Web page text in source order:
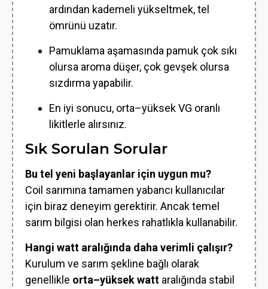
ardından kademeli yükseltmek, tel
ömrünü uzatır.
Pamuklama aşamasında pamuk çok sıkı
olursa aroma düşer, çok gevşek olursa
sızdırma yapabilir.
En iyi sonucu, orta–yüksek VG oranlı
likitlerle alırsınız.
Sık Sorulan Sorular
Bu tel yeni başlayanlar için uygun mu?
Coil sarımına tamamen yabancı kullanıcılar
için biraz deneyim gerektirir. Ancak temel
sarım bilgisi olan herkes rahatlıkla kullanabilir.
Hangi watt aralığında daha verimli çalışır?
Kurulum ve sarım şekline bağlı olarak
genellikle orta–yüksek watt aralığında stabil